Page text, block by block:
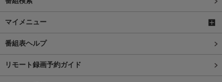
マイメニュー
番組表ヘルプ
リモート録画予約ガイド